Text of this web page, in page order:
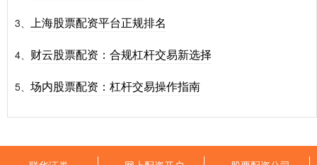
3、 上海股票配资平台正规排名
4、 财云股票配资：合规杠杆交易新选择
5、 场内股票配资：杠杆交易操作指南